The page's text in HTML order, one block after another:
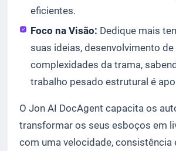
eficientes.
Foco na Visão: Dedique mais
suas ideias, desenvolvimento
complexidades da trama,
trabalho pesado estrutural é
O Jon AI DocAgent capacita os
transformar os seus esboços em
com uma velocidade, consistência